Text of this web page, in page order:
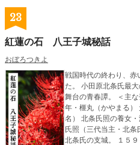
23
紅蓮の石 八王子城秘話
おぼろつきよ
戦国時代の終わり、赤
た。 小田原北条氏最
舞台の青春譚。 ＜主な登場人物＞ 八王子城下の刀鍛冶の少
年・榧丸（かやまる）
名） 北条氏照の養女・波利姫（
氏照（三代当主・北
北条氏の支城。 １５